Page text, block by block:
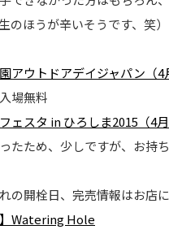
のほうが辛いそうです、笑）
アウトドアデイジャパン（4
場無料
ェスタ in ひろしま2015（4月
たため、少しですが、お持
の開栓日、完売情報はお店
】Watering Hole